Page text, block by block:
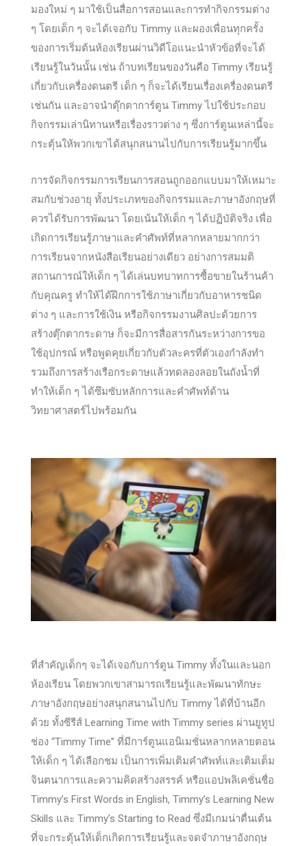
มองใหม่ ๆ มาใช้เป็นสื่อการสอนและการทำกิจกรรมต่าง
ๆ โดยเด็ก ๆ จะได้เจอกับ Timmy และผองเพื่อนทุกครั้ง
ของการเริ่มต้นห้องเรียนผ่านวิดีโอแนะนำหัวข้อที่จะได้
เรียนรู้ในวันนั้น เช่น ถ้าบทเรียนของวันคือ Timmy เรียนรู้
เกี่ยวกับเครื่องดนตรี เด็ก ๆ ก็จะได้เรียนเรื่องเครื่องดนตรี
เช่นกัน และอาจนำตุ๊กตาการ์ตูน Timmy ไปใช้ประกอบ
กิจกรรมเล่านิทานหรือเรื่องราวต่าง ๆ ซึ่งการ์ตูนเหล่านี้จะ
กระตุ้นให้พวกเขาได้สนุกสนานไปกับการเรียนรู้มากขึ้น
การจัดกิจกรรมการเรียนการสอนถูกออกแบบมาให้เหมาะ
สมกับช่วงอายุ ทั้งประเภทของกิจกรรมและภาษาอังกฤษที่
ควรได้รับการพัฒนา โดยเน้นให้เด็ก ๆ ได้ปฏิบัติจริง เพื่อ
เกิดการเรียนรู้ภาษาและคำศัพท์ที่หลากหลายมากกว่า
การเรียนจากหนังสือเรียนอย่างเดียว อย่างการสมมติ
สถานการณ์ให้เด็ก ๆ ได้เล่นบทบาทการซื้อขายในร้านค้า
กับคุณครู ทำให้ได้ฝึกการใช้ภาษาเกี่ยวกับอาหารชนิด
ต่าง ๆ และการใช้เงิน หรือกิจกรรมงานศิลปะด้วยการ
สร้างตุ๊กตากระดาษ ก็จะมีการสื่อสารกันระหว่างการขอ
ใช้อุปกรณ์ หรือพูดคุยเกี่ยวกับตัวละครที่ตัวเองกำลังทำ
รวมถึงการสร้างเรือกระดาษแล้วทดลองลอยในถังน้ำที่
ทำให้เด็ก ๆ ได้ซึมซับหลักการและคำศัพท์ด้าน
วิทยาศาสตร์ไปพร้อมกัน
ที่สำคัญเด็กๆ จะได้เจอกับการ์ตูน Timmy ทั้งในและนอก
ห้องเรียน โดยพวกเขาสามารถเรียนรู้และพัฒนาทักษะ
ภาษาอังกฤษอย่างสนุกสนานไปกับ Timmy ได้ที่บ้านอีก
ด้วย ทั้งซีรีส์ Learning Time with Timmy series ผ่านยูทูป
ช่อง “Timmy Time” ที่มีการ์ตูนแอนิเมชั่นหลากหลายตอน
ให้เด็ก ๆ ได้เลือกชม เป็นการเพิ่มเติมคำศัพท์และเติมเต็ม
จินตนาการและความคิดสร้างสรรค์ หรือแอปพลิเคชั่นชื่อ
Timmy’s First Words in English, Timmy’s Learning New
Skills และ Timmy’s Starting to Read ซึ่งมีเกมน่าตื่นเต้น
ที่จะกระตุ้นให้เด็กเกิดการเรียนรู้และจดจำภาษาอังกฤษ